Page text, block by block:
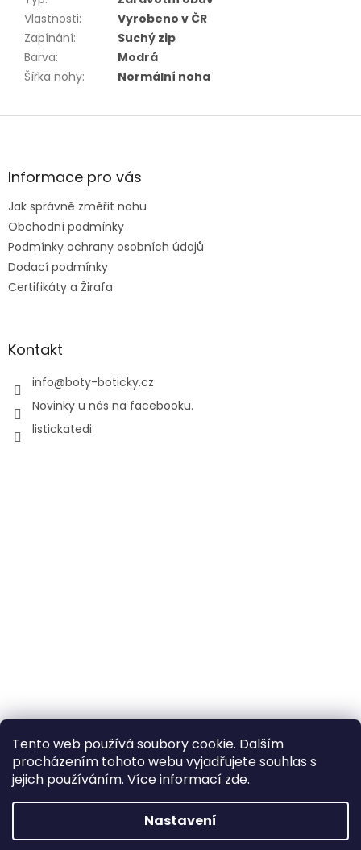
Tento web používá soubory cookie. Dalším
procházením tohoto webu vyjadřujete souhlas s
jejich používáním. Více informací zde.
Nastavení
Vlastnosti:
Vyrobeno v ČR
Zapínání:
Suchý zip
Barva:
Modrá
Šířka nohy: Normální noha
Z
aInformace pro vás
Jak správně změřit nohu
Obchodní podmínky
Podmínky ochrany osobních údajů
Dodací podmínky
Certifikáty a Žirafa
Kontakt
info@boty-boticky.cz
Novinky u nás na facebooku.
listickatedi